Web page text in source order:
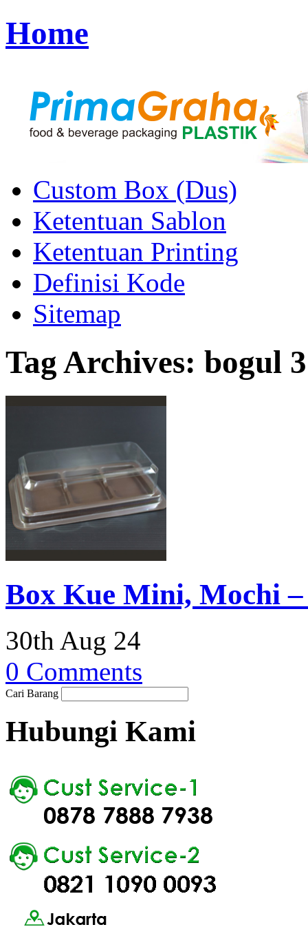
Home
Custom Box (Dus)
Ketentuan Sablon
Ketentuan Printing
Definisi Kode
Sitemap
Tag Archives: bogul
Box Kue Mini, Mochi –
30th Aug 24
0 Comments
Cari Barang
Hubungi Kami